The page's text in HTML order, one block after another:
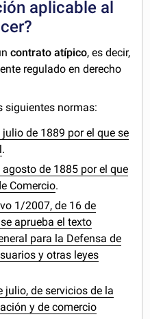
aplicable al
contrato atípico, es decir,
regulado en derecho
siguientes normas:
julio de 1889 por el que se
.
agosto de 1885 por el que
Comercio.
1/2007, de 16 de
aprueba el texto
para la Defensa de
y otras leyes
julio, de servicios de la
y de comercio